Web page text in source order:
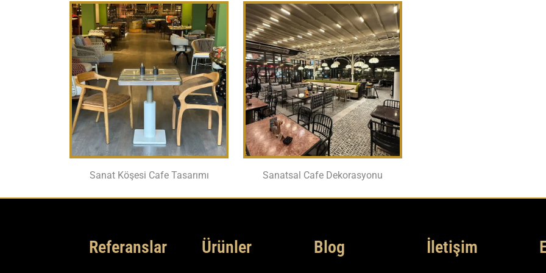
Sanat Köşesi Cafe Tasarımı Sanatsal Cafe Dekorasyonu
Referanslar Ürünler Blog İletişim